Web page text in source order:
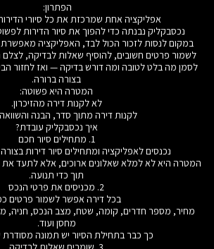
הפתרון:
אפליקציה אחת שמרכזת את כל סיורי
נכסבקליק נבנתה כדי להפוך את סיור הדירות
במקום לנסות לזכור הכול לבד, האפליקציה מאפשרת
לשמור פרטים חשובים, להוסיף שאלות לבדיקה,
לסמן מה בלט לטובה ומה דורש בדיקה — ואז לחזור
בצורה ברורה.
המטרה היא פשוטה:
לא לקנות דירה מהזיכרון.
לקנות דירה מתוך סדר, הבנה והשוואה
איך נכסבקליק עובדת?
1. מתחילים סיור חכם
נכנסים לאפליקציה ומתחילים סיור דירות
המטרה היא לא למלא שאלונים ארוכים, אלא לתעד
תוך כדי תנועה.
2. מכניסים את פרטי הנכס
בכל דירה אפשר לשמור פרטים
מחיר, מספר חדרים, קומה, שטח, מצב הנכס, חניה,
מחסן ועוד.
כך כבר בתחילת הסיור יש תמונה